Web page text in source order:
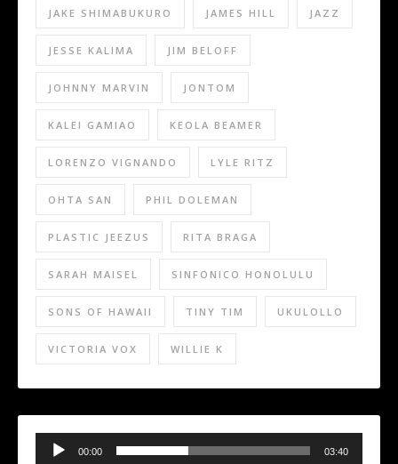
JAKE SHIMABUKURO JAMES HILL JAZZ
JESSE KALIMA JIM BELOFF
JOHNNY MARVIN JONTOM
KALEI GAMIAO KEOLA BEAMER
LORENZO VIGNANDO LYLE RITZ
OHTA SAN PHIL DOLEMAN
PLASTIC JEEZUS RITA BRAGA
SARAH MAISEL SINFONICO HONOLULU
SONS OF HAWAII TINY TIM UKULOLLO
VICTORIA VOX WILLIE K
Audio
Player
00:00 03:40